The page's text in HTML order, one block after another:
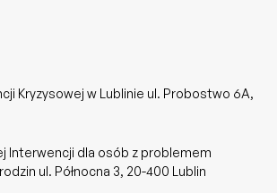
Kryzysowej w Lublinie ul. Probostwo 6A,
Interwencji dla osób z problemem
ul. Północna 3, 20-400 Lublin